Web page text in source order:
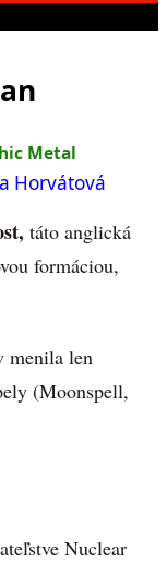
Metal
Horvátová
táto anglická
formáciou,
menila len
(Moonspell,
Nuclear